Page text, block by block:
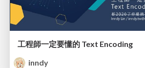
工程師一定要懂的 Text Encoding
inndy